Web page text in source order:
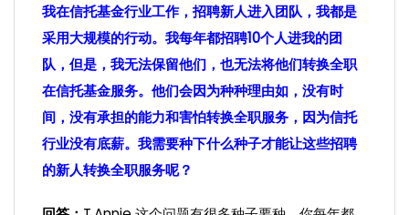
我在信托基金行业工作，招聘新人进入团队，我都是
采用大规模的行动。我每年都招聘10个人进我的团
队，但是，我无法保留他们，也无法将他们转换全职
在信托基金服务。他们会因为种种理由如，没有时
间，没有承担的能力和害怕转换全职服务，因为信托
行业没有底薪。我需要种下什么种子才能让这些招聘
的新人转换全职服务呢？